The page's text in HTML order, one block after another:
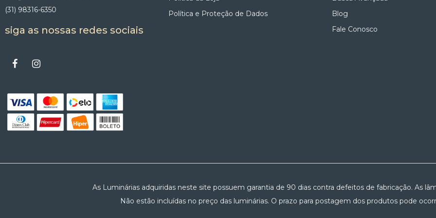
(31) 98316-6350
siga as nossas redes sociais
Política e Proteção de Dados
Blog
Fale Conosco
As Luminárias adquiridas neste site possuem garantia de 90 dias contra defeitos de fabricação. As
Não estão incluídas no preço das luminárias. O prazo para postagem dos produtos pode